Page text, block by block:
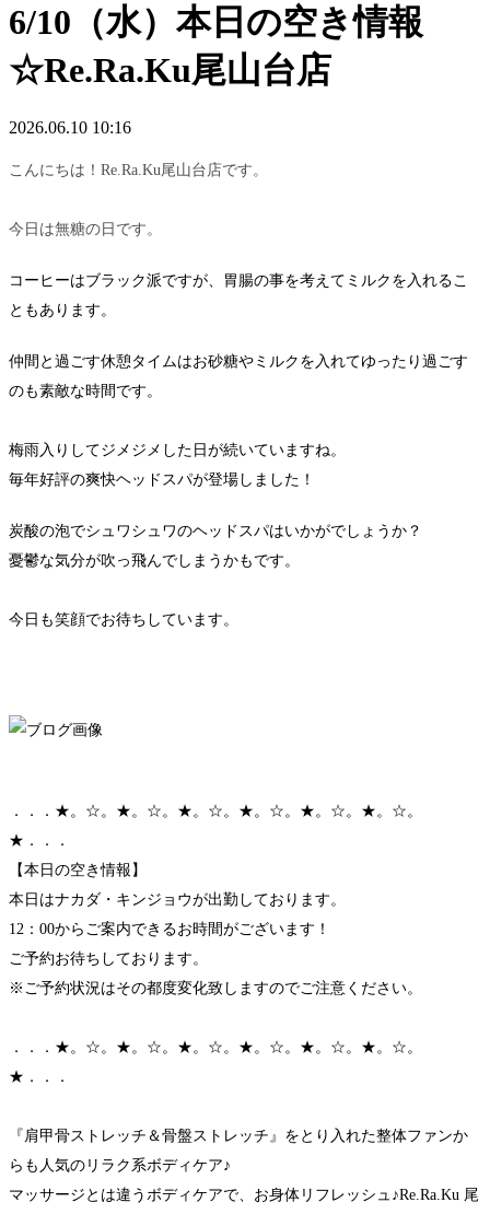
6/10（水）本日の空き情報
☆Re.Ra.Ku尾山台店
2026.06.10 10:16
こんにちは！Re.Ra.Ku尾山台店です。
今日は無糖の日です。
コーヒーはブラック派ですが、胃腸の事を考えてミルクを入れるこ
ともあります。
仲間と過ごす休憩タイムはお砂糖やミルクを入れてゆったり過ごす
のも素敵な時間です。
梅雨入りしてジメジメした日が続いていますね。
毎年好評の爽快ヘッドスパが登場しました！
炭酸の泡でシュワシュワのヘッドスパはいかがでしょうか？
憂鬱な気分が吹っ飛んでしまうかもです。
今日も笑顔でお待ちしています。
．．．★。☆。★。☆。★。☆。★。☆。★。☆。★。☆。
★．．．
【本日の空き情報】
本日はナカダ・キンジョウが出勤しております。
12：00からご案内できるお時間がございます！
ご予約お待ちしております。
※ご予約状況はその都度変化致しますのでご注意ください。
．．．★。☆。★。☆。★。☆。★。☆。★。☆。★。☆。
★．．．
『肩甲骨ストレッチ＆骨盤ストレッチ』をとり入れた整体ファンか
らも人気のリラク系ボディケア♪
マッサージとは違うボディケアで、お身体リフレッシュ♪Re.Ra.Ku 尾